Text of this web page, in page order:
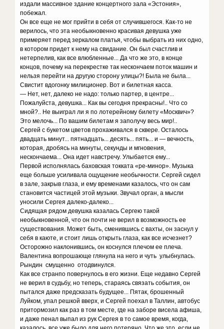
издали массивное здание концертного зала «Эстония»,
побежал.
Он все еще не мог прийти в себя от случившегося. Как-то не
верилось, что эта необыкновенно красивая девушка уже
примеряет перед зеркалом платья, чтобы выбрать из них одно,
в котором придет к нему на свидание. Он был счастлив и
нетерпелив, как все влюбленные... Да что же это, в конце
концов, почему на перекрестке так нескончаем поток машин и
нельзя перейти на другую сторону улицы?! Была не была...
Свистит вдогонку милиционер. Вот и билетная касса.
— Нет, нет, далеко не надо: только партер, в центре...
Пожалуйста, девушка... Как вы сегодня прекрасны!.. Что со
мной?.. Не выиграл ли я по лотерейному билету «Москвич»?
Это мелочь... По вашим билетам я заполучу весь мир!..
Сергей с букетом цветов прохаживался в сквере. Осталось
двадцать минут... пятнадцать... десять... пять... и — вечность,
которая, дробясь на минуты, секунды и мгновения,
нескончаема... Она идет навстречу. Улыбается ему...
Первой исполнялась баховская токката «ре-минор». Музыка
еще больше усиливала ощущение необычности. Сергей сидел
в зале, закрыв глаза, и ему временами казалось, что он сам
становится частицей этой музыки. Звучал орган, а мысли
уносили Сергея далеко-далеко...
Сидящая рядом девушка казалась Сергею такой
необыкновенной, что он почти не верил в возможность ее
существования. Может быть, сменившись с вахты, он заснул у
себя в каюте, и стоит лишь открыть глаза, как все исчезнет?
Осторожно наклонившись, он коснулся плечом ее плеча.
Валентина вопрошающе глянула на него и чуть улыбнулась.
Рындин смущенно отодвинулся.
Как все странпо повернулось в его жизни. Еще недавно Сергей
не верил в судьбу, но теперь, стараясь связать события, он
пытался даже предсказать будущее... Пятак, брошенный
Луйком, упал решкой вверх, и Сергей поехал в Таллин, автобус
притормозил как раз в том месте, где на заборе висела афиша,
и даже пенал выпал из рук Сергея в то самое время, когда,